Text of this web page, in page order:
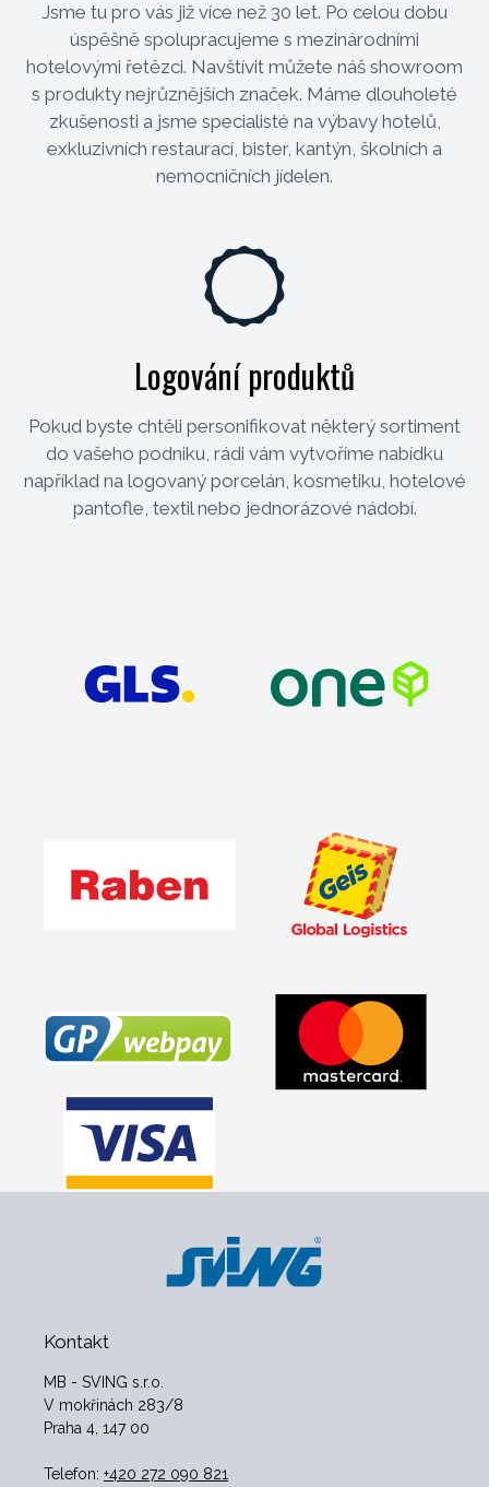
Jsme tu pro vás již více než 30 let. Po celou dobu
úspěšně spolupracujeme s mezinárodními
hotelovými řetězci. Navštívit můžete náš showroom
s produkty nejrůznějších značek. Máme dlouholeté
zkušenosti a jsme specialisté na výbavy hotelů,
exkluzivních restaurací, bister, kantýn, školních a
nemocničních jídelen.
Logování produktů
Pokud byste chtěli personifikovat některý sortiment
do vašeho podniku, rádi vám vytvoříme nabídku
například na logovaný porcelán, kosmetiku, hotelové
pantofle, textil nebo jednorázové nádobí.
Kontakt
MB - SVING s.r.o.
V mokřinách 283/8
Praha 4, 147 00
Telefon: +420 272 090 821